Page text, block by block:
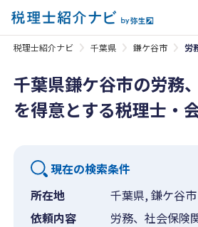
税理士紹介ナビ 千葉県 鎌ケ谷市 労
千葉県鎌ケ谷市の労務
を得意とする税理士・
現在の検索条件
所在地
千葉県, 鎌ケ谷市
依頼内容
労務、社会保険